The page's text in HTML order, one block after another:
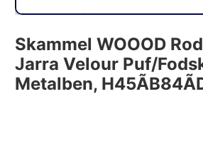
Skammel WOOOD
Jarra Velour Puf/
Metalben,